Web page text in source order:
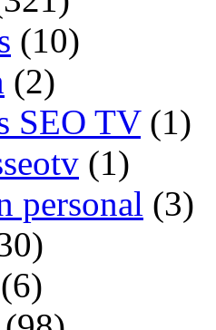
(10)
(2)
SEO TV(1)
(1)
personal (3)
(6)